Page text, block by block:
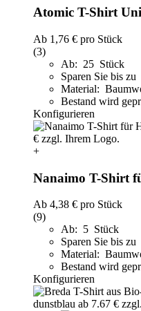
Atomic T-Shirt
Ab 1,76 € pro Stück
(3)
Ab: 25 Stück
Sparen Sie bis
Material:
Bestand wird
Konfigurieren
+
Nanaimo T-Shirt
Ab 4,38 € pro Stück
(9)
Ab: 5 Stück
Sparen Sie bis
Material:
Bestand wird
Konfigurieren